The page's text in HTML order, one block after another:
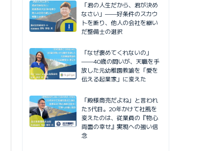
「君の人生だから、君が決め
なさい」——好条件のスカウ
トを断り、他人の会社を継い
だ整備士の選択
「なぜ褒めてくれないの」
——40歳の問いが、天職を手
放した元幼稚園教諭を「愛を
伝える起業家」に変えた
「殿様商売だよね」と言われ
た3代目。20年かけて社風を
変えたのは、従業員の『物心
両面の幸せ』実現への強い信
念